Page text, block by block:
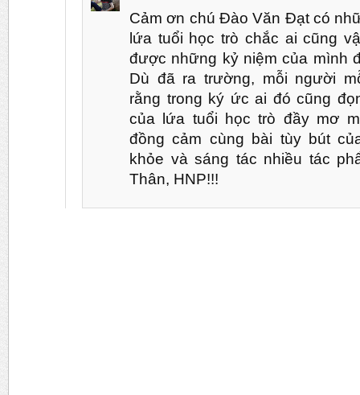
Cảm ơn chú Đào Văn Đạt có
lứa tuổi học trò chắc ai cũng
được những kỷ niệm của mình
Dù đã ra trường, mỗi người
rằng trong ký ức ai đó cũng
của lứa tuổi học trò đầy mơ
đồng cảm cùng bài tùy bút
khỏe và sáng tác nhiều tác
Thân, HNP!!!